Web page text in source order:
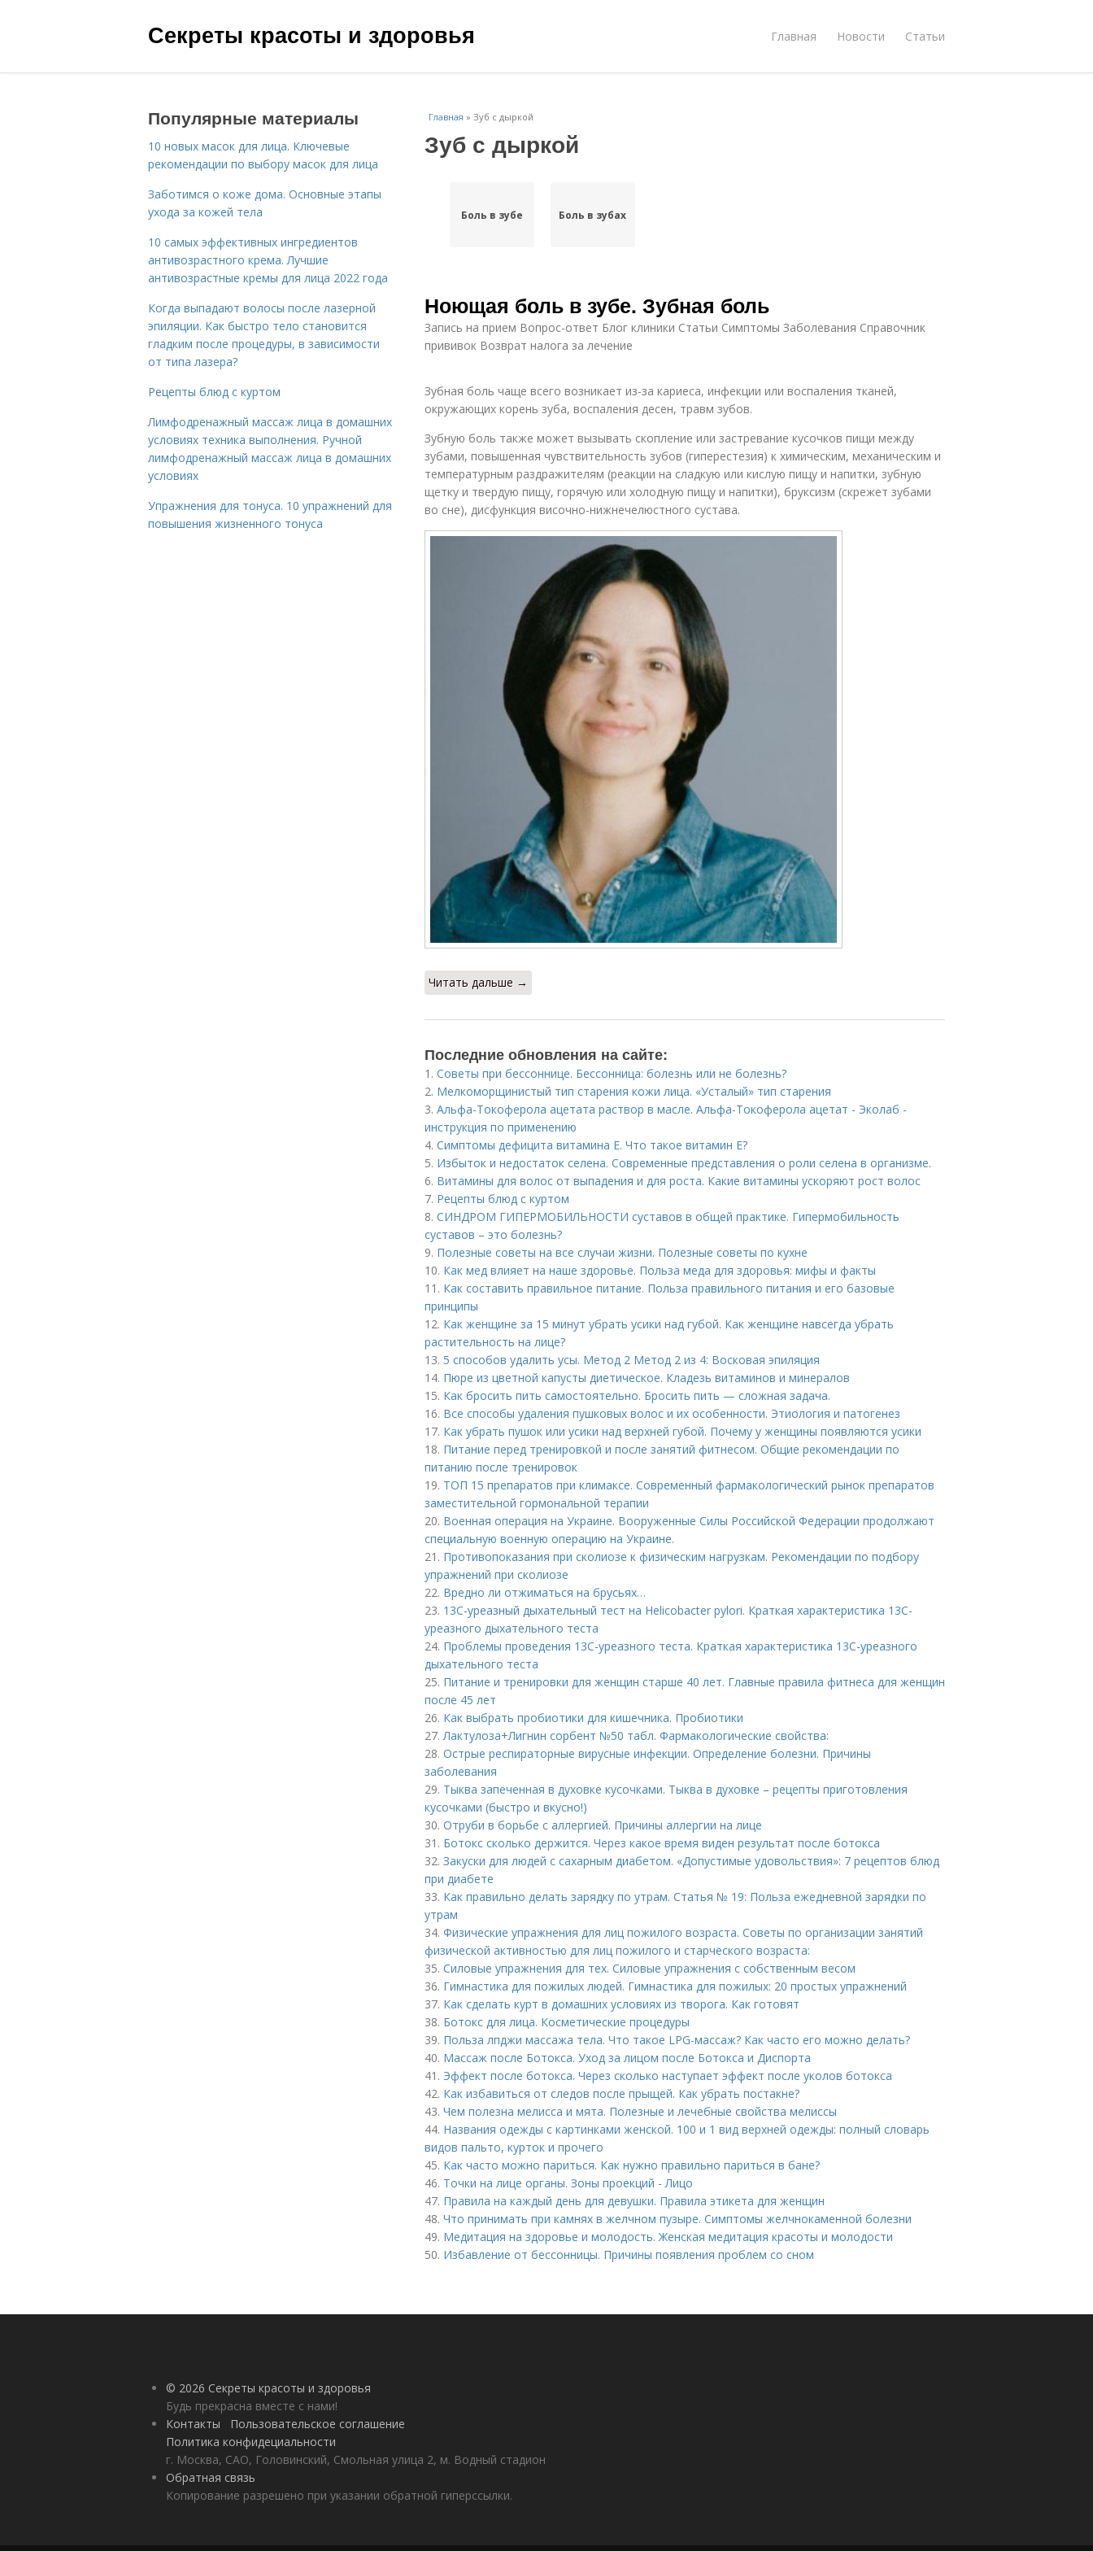
Секреты красоты и здоровья Главная Новости Статьи
Главная » Зуб с дыркой
Зуб с дыркой
Боль в зубе Боль в зубах
Ноющая боль в зубе. Зубная боль
Запись на прием Вопрос-ответ Блог клиники Статьи Симптомы Заболевания Справочник
прививок Возврат налога за лечение
Зубная боль чаще всего возникает из-за кариеса, инфекции или воспаления тканей,
окружающих корень зуба, воспаления десен, травм зубов.
Зубную боль также может вызывать скопление или застревание кусочков пищи между
зубами, повышенная чувствительность зубов (гиперестезия) к химическим, механическим и
температурным раздражителям (реакции на сладкую или кислую пищу и напитки, зубную
щетку и твердую пищу, горячую или холодную пищу и напитки), бруксизм (скрежет зубами
во сне), дисфункция височно-нижнечелюстного сустава.
Читать дальше →
Последние обновления на сайте:
1. Советы при бессоннице. Бессонница: болезнь или не болезнь?
2. Мелкоморщинистый тип старения кожи лица. «Усталый» тип старения
3. Альфа-Токоферола ацетата раствор в масле. Альфа-Токоферола ацетат - Эколаб -
инструкция по применению
4. Симптомы дефицита витамина E. Что такое витамин Е?
5. Избыток и недостаток селена. Современные представления о роли селена в организме.
6. Витамины для волос от выпадения и для роста. Какие витамины ускоряют рост волос
7. Рецепты блюд с куртом
8. СИНДРОМ ГИПЕРМОБИЛЬНОСТИ суставов в общей практике. Гипермобильность
суставов – это болезнь?
9. Полезные советы на все случаи жизни. Полезные советы по кухне
10. Как мед влияет на наше здоровье. Польза меда для здоровья: мифы и факты
11. Как составить правильное питание. Польза правильного питания и его базовые
принципы
12. Как женщине за 15 минут убрать усики над губой. Как женщине навсегда убрать
растительность на лице?
13. 5 способов удалить усы. Метод 2 Метод 2 из 4: Восковая эпиляция
14. Пюре из цветной капусты диетическое. Кладезь витаминов и минералов
15. Как бросить пить самостоятельно. Бросить пить — сложная задача.
16. Все способы удаления пушковых волос и их особенности. Этиология и патогенез
17. Как убрать пушок или усики над верхней губой. Почему у женщины появляются усики
18. Питание перед тренировкой и после занятий фитнесом. Общие рекомендации по
питанию после тренировок
19. ТОП 15 препаратов при климаксе. Современный фармакологический рынок препаратов
заместительной гормональной терапии
20. Военная операция на Украине. Вооруженные Силы Российской Федерации продолжают
специальную военную операцию на Украине.
21. Противопоказания при сколиозе к физическим нагрузкам. Рекомендации по подбору
упражнений при сколиозе
22. Вредно ли отжиматься на брусьях…
23. 13С-уреазный дыхательный тест на Helicobacter pylori. Краткая характеристика 13С-
уреазного дыхательного теста
24. Проблемы проведения 13С-уреазного теста. Краткая характеристика 13С-уреазного
дыхательного теста
25. Питание и тренировки для женщин старше 40 лет. Главные правила фитнеса для женщин
после 45 лет
26. Как выбрать пробиотики для кишечника. Пробиотики
27.Лактулоза+Лигнин сорбент №50 табл. Фармакологические свойства:
28. Острые респираторные вирусные инфекции. Определение болезни. Причины
заболевания
29. Тыква запеченная в духовке кусочками. Тыква в духовке – рецепты приготовления
кусочками (быстро и вкусно!)
30. Отруби в борьбе с аллергией. Причины аллергии на лице
31. Ботокс сколько держится. Через какое время виден результат после ботокса
32. Закуски для людей с сахарным диабетом. «Допустимые удовольствия»: 7 рецептов блюд
при диабете
33. Как правильно делать зарядку по утрам. Статья № 19: Польза ежедневной зарядки по
утрам
34. Физические упражнения для лиц пожилого возраста. Советы по организации занятий
физической активностью для лиц пожилого и старческого возраста:
35. Силовые упражнения для тех. Силовые упражнения с собственным весом
36. Гимнастика для пожилых людей. Гимнастика для пожилых: 20 простых упражнений
37. Как сделать курт в домашних условиях из творога. Как готовят
38. Ботокс для лица. Косметические процедуры
39. Польза лпджи массажа тела. Что такое LPG-массаж? Как часто его можно делать?
40. Массаж после Ботокса. Уход за лицом после Ботокса и Диспорта
41. Эффект после ботокса. Через сколько наступает эффект после уколов ботокса
42. Как избавиться от следов после прыщей. Как убрать постакне?
43. Чем полезна мелисса и мята. Полезные и лечебные свойства мелиссы
44. Названия одежды с картинками женской. 100 и 1 вид верхней одежды: полный словарь
видов пальто, курток и прочего
45. Как часто можно париться. Как нужно правильно париться в бане?
46. Точки на лице органы. Зоны проекций - Лицо
47. Правила на каждый день для девушки. Правила этикета для женщин
48. Что принимать при камнях в желчном пузыре. Симптомы желчнокаменной болезни
49. Медитация на здоровье и молодость. Женская медитация красоты и молодости
50. Избавление от бессонницы. Причины появления проблем со сном
Популярные материалы
10 новых масок для лица. Ключевые
рекомендации по выбору масок для лица
Заботимся о коже дома. Основные этапы
ухода за кожей тела
10 самых эффективных ингредиентов
антивозрастного крема. Лучшие
антивозрастные кремы для лица 2022 года
Когда выпадают волосы после лазерной
эпиляции. Как быстро тело становится
гладким после процедуры, в зависимости
от типа лазера?
Рецепты блюд с куртом
Лимфодренажный массаж лица в домашних
условиях техника выполнения. Ручной
лимфодренажный массаж лица в домашних
условиях
Упражнения для тонуса. 10 упражнений для
повышения жизненного тонуса
© 2026 Секреты красоты и здоровья
Будь прекрасна вместе с нами!
Контакты
Пользовательское соглашение
Политика конфидециальности
г. Москва, САО, Головинский, Смольная улица 2, м. Водный стадион
Обратная связь
Копирование разрешено при указании обратной гиперссылки.